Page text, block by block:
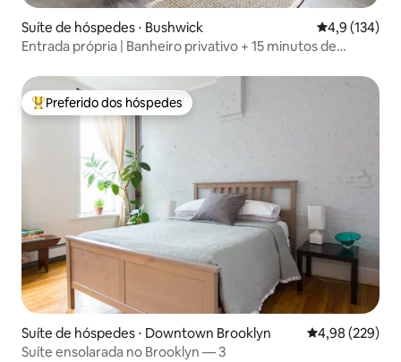
Suíte de hóspedes ⋅ Bushwick 4,9 de uma
4,9 (134)
Entrada própria | Banheiro privativo + 15 minutos de
Entre os melhores preferidos dos hóspedes
Preferido dos hóspedes
Suíte de hóspedes ⋅ Downtown Brooklyn 4,98 de uma
4,98 (229)
Suíte ensolarada no Brooklyn — 3